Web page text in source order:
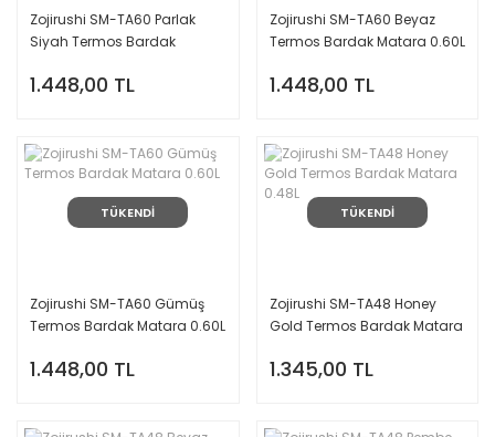
Zojirushi SM-TA60 Parlak
Siyah Termos Bardak
1.448,00 TL
Zojirushi SM-TA60 Beyaz
Termos Bardak Matara 0.60L
1.448,00 TL
TÜKENDİ
Zojirushi SM-TA60 Gümüş
Termos Bardak Matara 0.60L
1.448,00 TL
TÜKENDİ
Zojirushi SM-TA48 Honey
Gold Termos Bardak Matara
1.345,00 TL